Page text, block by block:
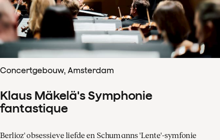
Concertgebouw, Amsterdam
Klaus Mäkelä's Symphonie
fantastique
Berlioz' obsessieve liefde en Schumanns 'Lente'-symfonie